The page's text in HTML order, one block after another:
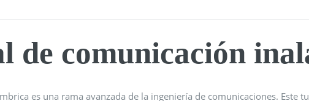
de comunicación
es una rama avanzada de la ingeniería de comunicaciones. Este